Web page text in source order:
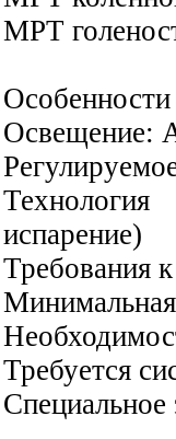
МРТ
Освещение:
испарение)
Требования
Требуется
Специальное